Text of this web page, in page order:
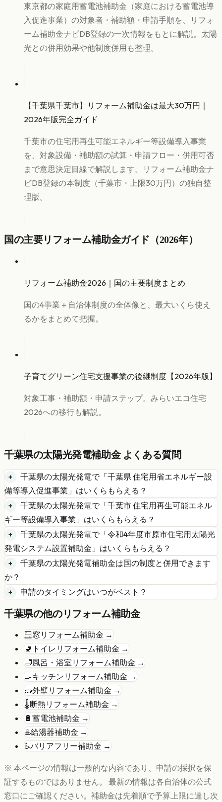
東京都の家庭用蓄電池補助金（家庭における蓄電池導
入促進事業）の対象者・補助額・申請手順を、リフォ
ーム補助金ナビDB登録の一次情報をもとに解説。太陽
光との併用効果や他制度併用も整理。
【千葉県千葉市】リフォーム補助金は最大30万円｜
2026年版完全ガイド
千葉市の住宅用再生可能エネルギー等設備導入事業
を、対象設備・補助額の試算・申請フロー・併用可否
まで意思決定目線で解説します。リフォーム補助金ナ
ビDB登録の本制度（千葉市・上限30万円）の独自整
理版。
国の主要リフォーム補助金ガイド（2026年）
リフォーム補助金2026｜国の主要制度まとめ
国の4事業＋自治体制度の全体像と、最大いくら使え
るかをまとめて把握。
子育てグリーン住宅支援事業の後継制度【2026年版】
対象工事・補助額・申請ステップ。みらいエコ住宅
2026への移行も解説。
千葉県の太陽光発電補助金 よくある質問
千葉県の太陽光発電で「千葉県 住宅用省エネルギー設
備等導入促進事業 」はいくらもらえる？
千葉県の太陽光発電で「千葉市 住宅用再生可能エネル
ギー等設備導入事業 」はいくらもらえる？
千葉県の太陽光発電で「令和4年度市原市住宅用太陽光
発電システム設置補助金 」はいくらもらえる？
千葉県の太陽光発電補助金は国の制度と併用できます
か？
申請のタイミングはいつがベスト？
千葉県の他のリフォーム補助金
🪟 窓リフォーム補助金 →
🚽 トイレリフォーム補助金 →
🛁風呂・浴室リフォーム補助金 →
🍳キッチンリフォーム補助金 →
🧱外壁リフォーム補助金 →
🌡️断熱リフォーム補助金 →
🔋 蓄電池補助金 →
♨️給湯器補助金 →
♿バリアフリー補助金 →
※ 本ページの情報は一般的な内容であり、申請の採択を保
証するものではありません。 最新の情報は各自治体の公式
窓口にご確認ください。補助金は先着順で予算上限に達し次